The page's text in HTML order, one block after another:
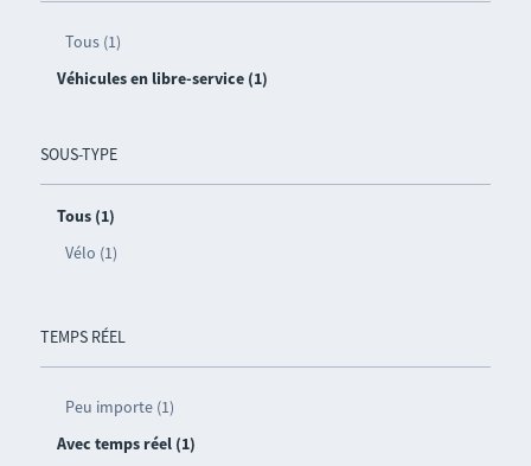
Tous (1)
Véhicules en libre-service (1)
SOUS-TYPE
Tous (1)
Vélo (1)
TEMPS RÉEL
Peu importe (1)
Avec temps réel (1)